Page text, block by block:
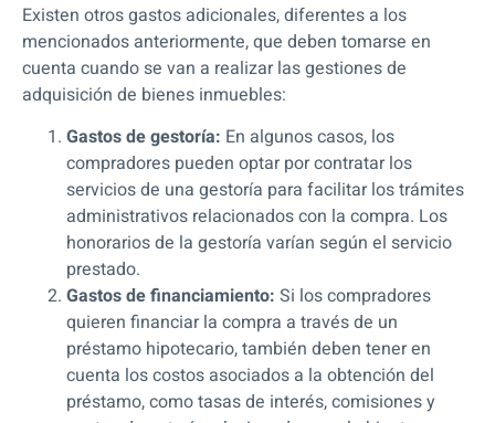
Existen otros gastos adicionales, diferentes a los
mencionados anteriormente, que deben tomarse en
cuenta cuando se van a realizar las gestiones de
adquisición de bienes inmuebles:
Gastos de gestoría: En algunos casos, los
compradores pueden optar por contratar los
servicios de una gestoría para facilitar los trámites
administrativos relacionados con la compra. Los
honorarios de la gestoría varían según el servicio
prestado.
Gastos de financiamiento: Si los compradores
quieren financiar la compra a través de un
préstamo hipotecario, también deben tener en
cuenta los costos asociados a la obtención del
préstamo, como tasas de interés, comisiones y